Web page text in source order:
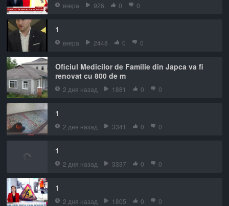
вчера 926 0 0
1
вчера 2448 0 0
Oficiul Medicilor de Familie din Japca va fi
renovat cu 800 de m
2 дня назад 1881 0 0
1
2 дня назад 3341 0 0
1
2 дня назад 3337 0 0
1
2 дня назад 1805 0 0